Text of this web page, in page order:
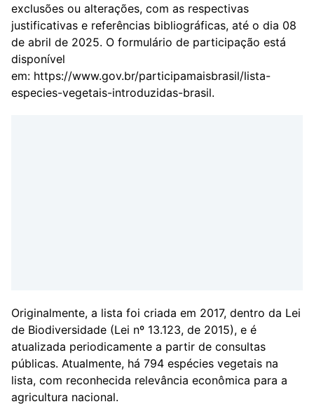
exclusões ou alterações, com as respectivas
justificativas e referências bibliográficas, até o dia 08
de abril de 2025. O formulário de participação está
disponível
em: https://www.gov.br/participamaisbrasil/lista-
especies-vegetais-introduzidas-brasil.
Originalmente, a lista foi criada em 2017, dentro da Lei
de Biodiversidade (Lei nº 13.123, de 2015), e é
atualizada periodicamente a partir de consultas
públicas. Atualmente, há 794 espécies vegetais na
lista, com reconhecida relevância econômica para a
agricultura nacional.